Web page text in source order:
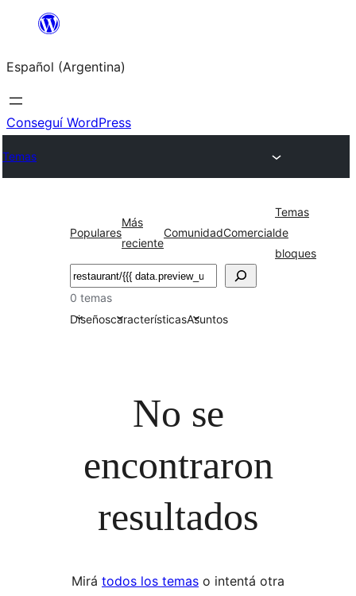
Saltar
contenido
Español (Argentina)
Conseguí WordPress
Temas
Populares
Más
reciente
ComunidadComercial
Temas
de
bloques
Buscar
0 temas
DiseñoscaracterísticasAsuntos
No se
encontraron
resultados
Mirá todos los temas o intentá otra